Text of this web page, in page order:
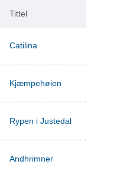
Tittel
Catilina
Kjæmpehøien
Rypen i Justedal
Andhrimner